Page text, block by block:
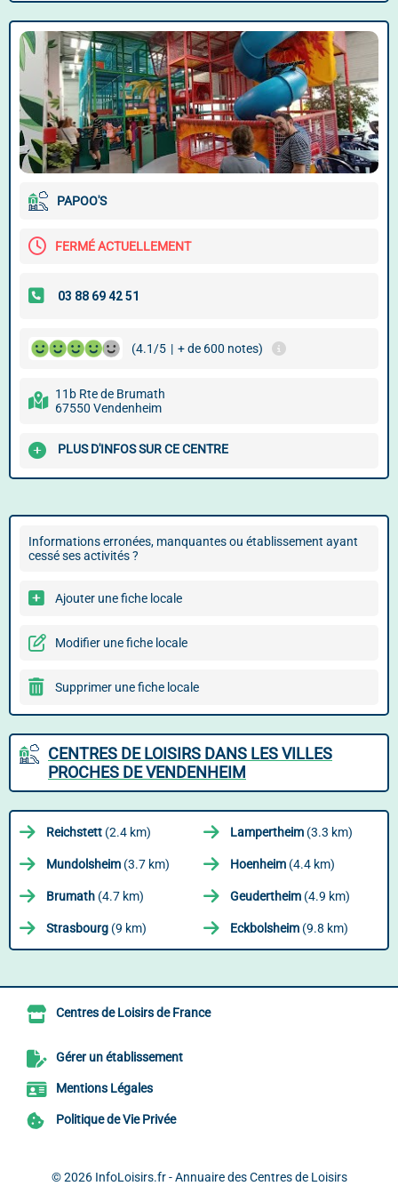
PAPOO'S
FERMÉ ACTUELLEMENT
(4.1/5 | + de 600 notes)
11b Rte de Brumath
67550 Vendenheim
PLUS D'INFOS SUR CE CENTRE
Informations erronées, manquantes ou établissement ayant
cessé ses activités ?
Ajouter une fiche locale
Modifier une fiche locale
Supprimer une fiche locale
CENTRES DE LOISIRS DANS LES VILLES
PROCHES DE VENDENHEIM
Reichstett (2.4 km) Lampertheim (3.3 km)
Mundolsheim (3.7 km) Hoenheim (4.4 km)
Brumath (4.7 km) Geudertheim (4.9 km)
Strasbourg (9 km) Eckbolsheim (9.8 km)
Centres de Loisirs de France
Gérer un établissement
Mentions Légales
Politique de Vie Privée
© 2026 InfoLoisirs.fr - Annuaire des Centres de Loisirs